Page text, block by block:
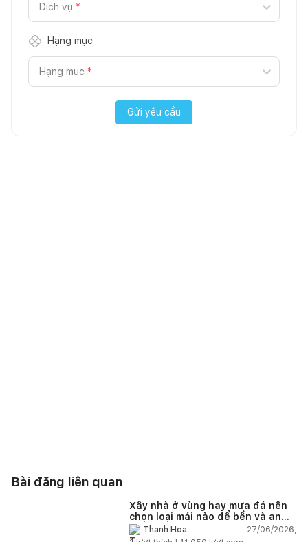
Dịch vụ *
Hạng mục
Hạng mục *
Gửi yêu cầu
Bài đăng liên quan
Xây nhà ở vùng hay mưa đá nên
chọn loại mái nào để bền và an
toàn?Thanh Hoa
27/06/2026,